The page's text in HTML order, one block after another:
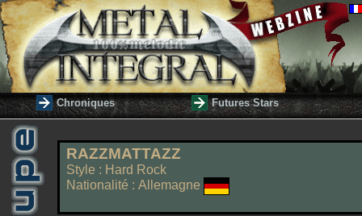
Chroniques Futures Stars
RAZZMATTAZZ
Style : Hard Rock
Nationalité : Allemagne